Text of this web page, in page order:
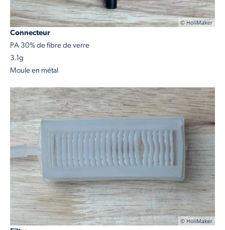
Connecteur
PA 30% de fibre de verre
3.1g
Moule en métal